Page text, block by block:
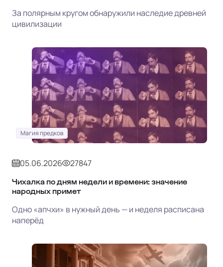
За полярным кругом обнаружили наследие древней
цивилизации
Магия предков
05.06.2026 27847
Чихалка по дням недели и времени: значение
народных примет
Одно «апчхи» в нужный день — и неделя расписана
наперёд